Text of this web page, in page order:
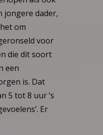
jongere dader,
om
voor
die dit soort
een
is. Dat
5 tot 8 uur ‘s
Er